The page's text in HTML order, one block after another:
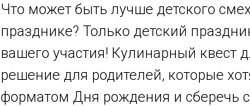
Что может быть лучше детского
празднике? Только детский
вашего участия! Кулинарный квест
решение для родителей, которые
форматом Дня рождения и сберечь